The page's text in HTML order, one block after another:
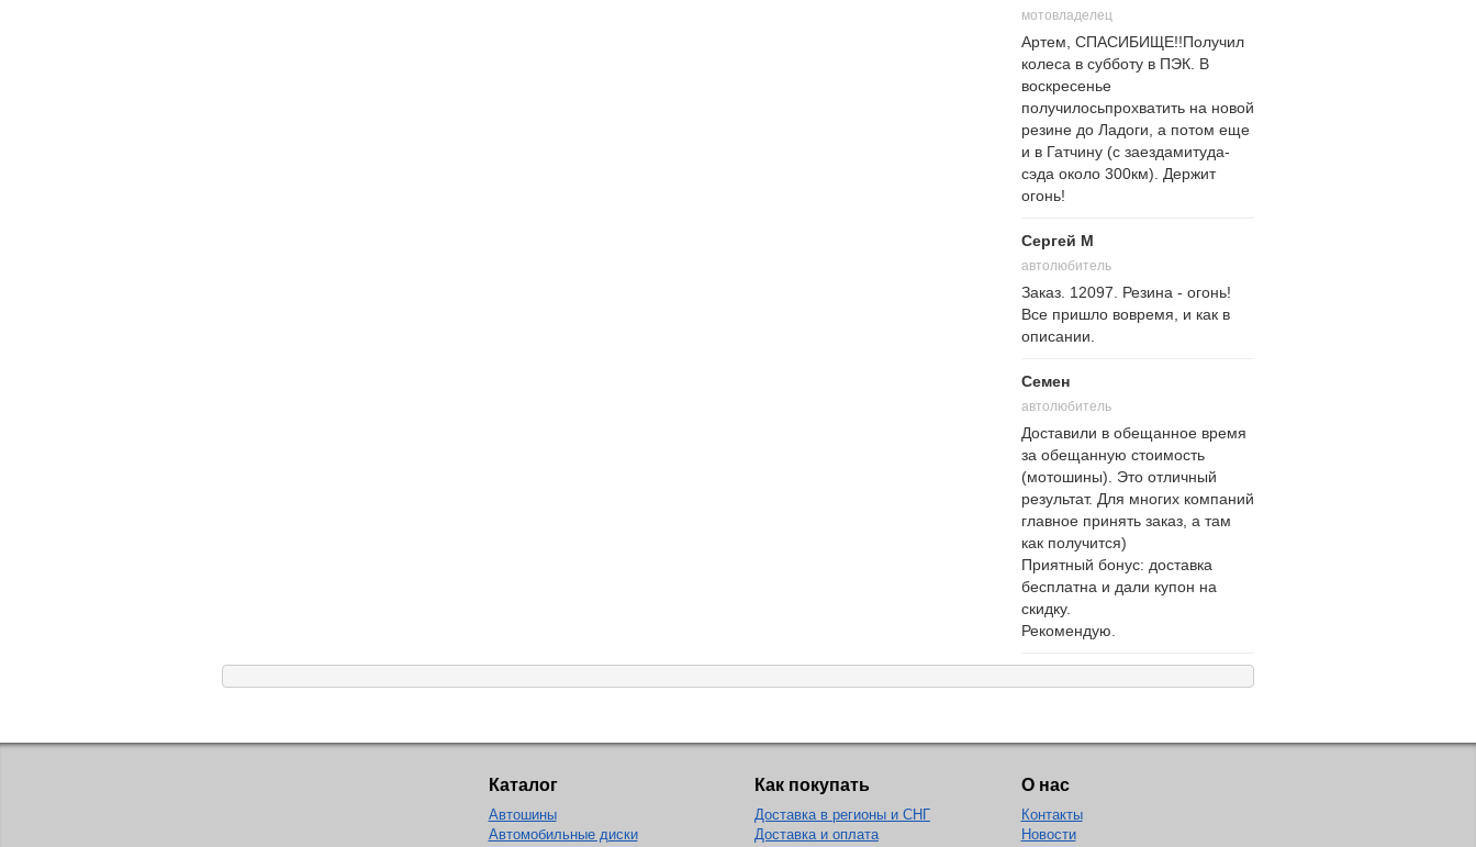
мотовладелец
Артем, СПАСИБИЩЕ!!Получил
колеса в субботу в ПЭК. В
воскресенье
получилосьпрохватить на новой
резине до Ладоги, а потом еще
и в Гатчину (с заездамитуда-
сэда около 300км). Держит
огонь!
Сергей М
автолюбитель
Заказ. 12097. Резина - огонь!
Все пришло вовремя, и как в
описании.
Семен
автолюбитель
Доставили в обещанное время
за обещанную стоимость
(мотошины). Это отличный
результат. Для многих компаний
главное принять заказ, а там
как получится)
Приятный бонус: доставка
бесплатна и дали купон на
скидку.
Рекомендую.
Каталог
Автошины
Автомобильные диски
Как покупать
Доставка в регионы и СНГ
Доставка и оплата
О нас
Контакты
Новости